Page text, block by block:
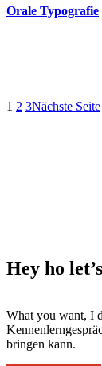
Orale Typografie
1 2 3Nächste Seite
Hey ho
What you want, I
bringen kann.